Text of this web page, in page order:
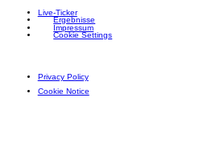
Live-Ticker
Ergebnisse
Impressum
Cookie Settings
Privacy Policy
Cookie Notice